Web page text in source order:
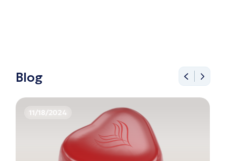
Blog
11/18/2024